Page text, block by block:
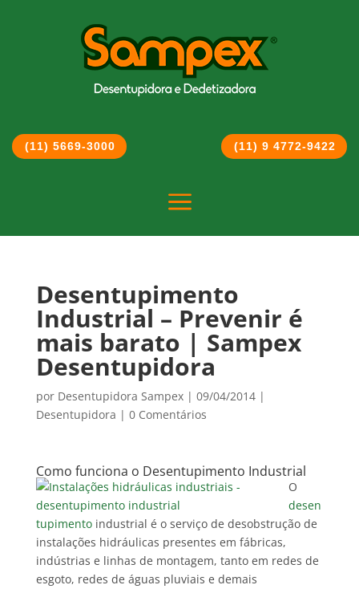
(11) 5669-3000 (11) 9 4772-9422
a
Desentupimento
Industrial – Prevenir é
mais barato | Sampex
Desentupidora
por Desentupidora Sampex| 09/04/2014|
Desentupidora | 0 Comentários
Como funciona o Desentupimento Industrial
O
desen
tupimentoindustrial é o serviço de desobstrução de
instalações hidráulicas presentes em fábricas,
indústrias e linhas de montagem, tanto em redes de
esgoto, redes de águas pluviais e demais